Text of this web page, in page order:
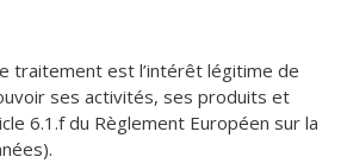
traitement est l’intérêt légitime de
ses activités, ses produits et
6.1.f du Règlement Européen sur la